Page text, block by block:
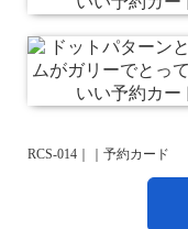
RCS-014｜｜予約カード